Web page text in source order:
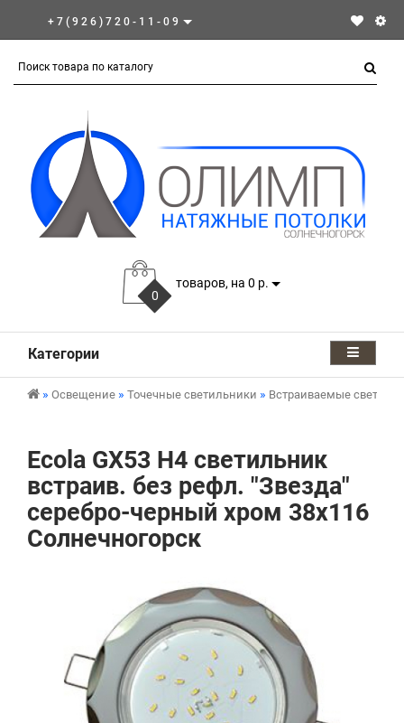
+7(926)720-11-09
0
товаров, на 0 р.
Категории
Освещение Точечные светильники Встраиваемые
Ecola GX53 H4 светильник
встраив. без рефл. "Звезда"
серебро-черный хром 38x116
Солнечногорск